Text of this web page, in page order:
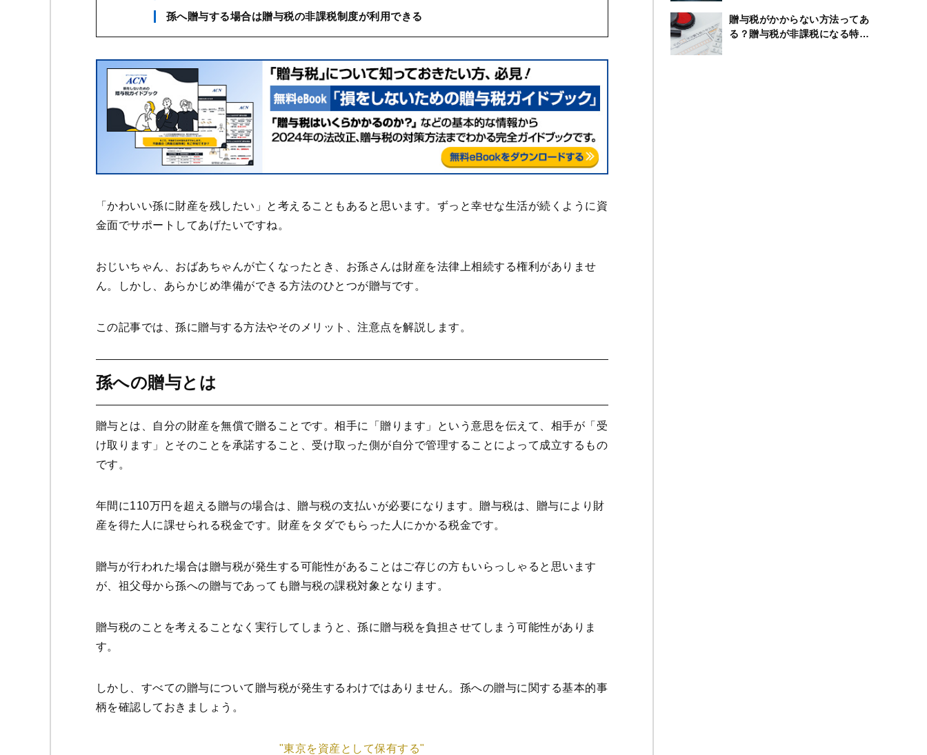
孫へ贈与する場合は贈与税の非課税制度が利用できる
「かわいい孫に財産を残したい」と考えることもあると思います。ずっと幸せな生活が続くように資
金面でサポートしてあげたいですね。
おじいちゃん、おばあちゃんが亡くなったとき、お孫さんは財産を法律上相続する権利がありませ
ん。しかし、あらかじめ準備ができる方法のひとつが贈与です。
この記事では、孫に贈与する方法やそのメリット、注意点を解説します。
孫への贈与とは
贈与とは、自分の財産を無償で贈ることです。相手に「贈ります」という意思を伝えて、相手が「受
け取ります」とそのことを承諾すること、受け取った側が自分で管理することによって成立するもの
です。
年間に110万円を超える贈与の場合は、贈与税の支払いが必要になります。贈与税は、贈与により財
産を得た人に課せられる税金です。財産をタダでもらった人にかかる税金です。
贈与が行われた場合は贈与税が発生する可能性があることはご存じの方もいらっしゃると思います
が、祖父母から孫への贈与であっても贈与税の課税対象となります。
贈与税のことを考えることなく実行してしまうと、孫に贈与税を負担させてしまう可能性がありま
す。
しかし、すべての贈与について贈与税が発生するわけではありません。孫への贈与に関する基本的事
柄を確認しておきましょう。
"東京を資産として保有する"
贈与税がかからない方法ってあ
る？贈与税が非課税になる特例